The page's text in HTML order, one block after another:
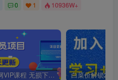
0 1 10936W+
全网VIP课程 无损下载~